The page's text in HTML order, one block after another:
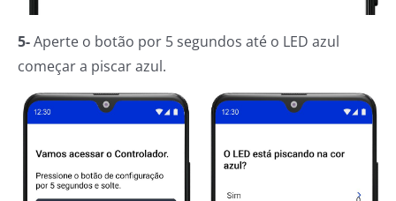
5-Aperte o botão por 5 segundos até o LED azul
começar a piscar azul.